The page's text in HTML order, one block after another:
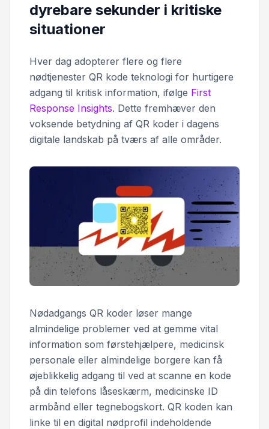
dyrebare sekunder i kritiske
situationer
Hver dag adopterer flere og flere
nødtjenester QR kode teknologi for hurtigere
adgang til kritisk information, ifølge First
Response Insights. Dette fremhæver den
voksende betydning af QR koder i dagens
digitale landskab på tværs af alle områder.
Nødadgangs QR koder løser mange
almindelige problemer ved at gemme vital
information som førstehjælpere, medicinsk
personale eller almindelige borgere kan få
øjeblikkelig adgang til ved at scanne en kode
på din telefons låseskærm, medicinske ID
armbånd eller tegnebogskort. QR koden kan
linke til en digital nødprofil indeholdende